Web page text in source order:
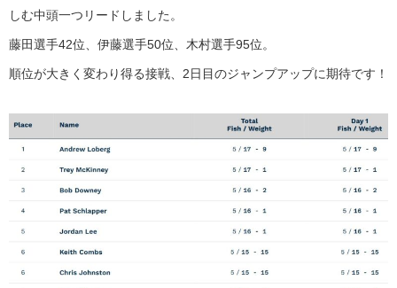
しむ中頭一つリードしました。
藤田選手42位、伊藤選手50位、木村選手95位。
順位が大きく変わり得る接戦、2日目のジャンプアップに期待です！